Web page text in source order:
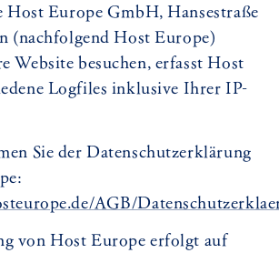
Europe GmbH, Hansestraße
(nachfolgend Host Europe)
Website besuchen, erfasst Host
Logfiles inklusive Ihrer IP-
Sie der Datenschutzerklärung
AGB/
von Host Europe erfolgt auf